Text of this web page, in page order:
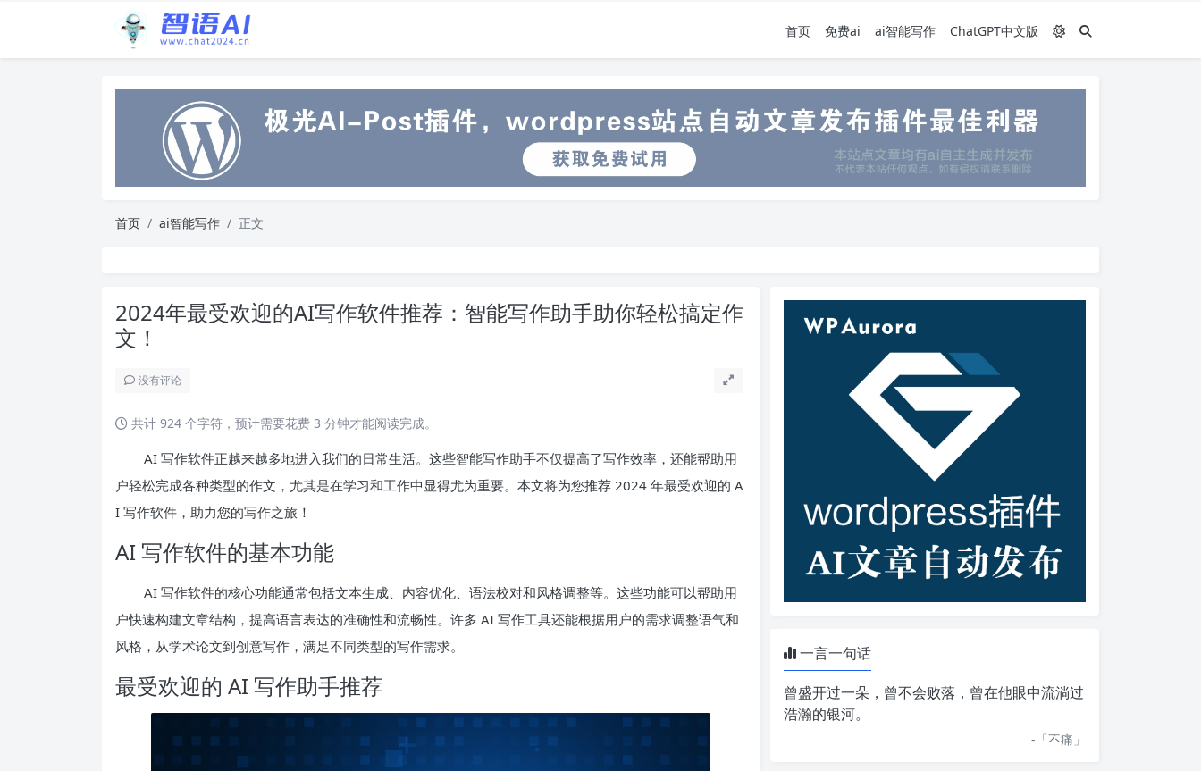
首页 免费ai ai智能写作 ChatGPT中文版
首页 ai智能写作 正文
2024年最受欢迎的AI写作软件推荐：智能写作助手助你轻松搞定作
文！
没有评论
共计 924 个字符，预计需要花费 3 分钟才能阅读完成。
AI 写作软件正越来越多地进入我们的日常生活。这些智能写作助手不仅提高了写作效率，还能帮助用
户轻松完成各种类型的作文，尤其是在学习和工作中显得尤为重要。本文将为您推荐 2024 年最受欢迎的 A
I 写作软件，助力您的写作之旅！
AI 写作软件的基本功能
AI 写作软件的核心功能通常包括文本生成、内容优化、语法校对和风格调整等。这些功能可以帮助用
户快速构建文章结构，提高语言表达的准确性和流畅性。许多 AI 写作工具还能根据用户的需求调整语气和
风格，从学术论文到创意写作，满足不同类型的写作需求。
最受欢迎的 AI 写作助手推荐
一言一句话
曾盛开过一朵，曾不会败落，曾在他眼中流淌过
浩瀚的银河。
-「不痛 」